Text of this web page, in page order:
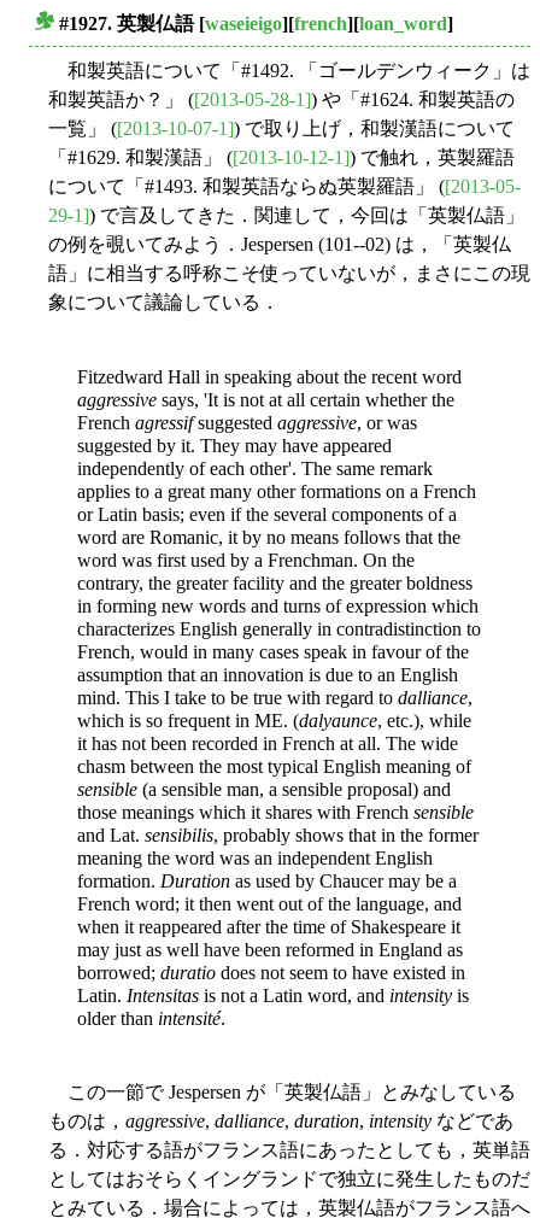
#1927. 英製仏語[waseieigo][french][loan_word]
和製英語について「#1492. 「ゴールデンウィーク」は
和製英語か？」 ([2013-05-28-1]) や「#1624. 和製英語の
一覧」 ([2013-10-07-1]) で取り上げ，和製漢語について
「#1629. 和製漢語」 ([2013-10-12-1]) で触れ，英製羅語
について「#1493. 和製英語ならぬ英製羅語」 ([2013-05-
29-1]) で言及してきた．関連して，今回は「英製仏語」
の例を覗いてみよう．Jespersen (101--02) は，「英製仏
語」に相当する呼称こそ使っていないが，まさにこの現
象について議論している．
Fitzedward Hall in speaking about the recent word
aggressive says, 'It is not at all certain whether the
French agressifsuggested aggressive, or was
suggested by it. They may have appeared
independently of each other'. The same remark
applies to a great many other formations on a French
or Latin basis; even if the several components of a
word are Romanic, it by no means follows that the
word was first used by a Frenchman. On the
contrary, the greater facility and the greater boldness
in forming new words and turns of expression which
characterizes English generally in contradistinction to
French, would in many cases speak in favour of the
assumption that an innovation is due to an English
mind. This I take to be true with regard to dalliance,
which is so frequent in ME. (dalyaunce, etc.), while
it has not been recorded in French at all. The wide
chasm between the most typical English meaning of
sensible (a sensible man, a sensible proposal) and
those meanings which it shares with French sensible
and Lat. sensibilis, probably shows that in the former
meaning the word was an independent English
formation. Duration as used by Chaucer may be a
French word; it then went out of the language, and
when it reappeared after the time of Shakespeare it
may just as well have been reformed in England as
borrowed; duratio does not seem to have existed in
Latin. Intensitas is not a Latin word, and intensity is
older than intensité.
この一節で Jespersen が「英製仏語」とみなしている
ものは， aggressive, dalliance, duration, intensity などであ
る．対応する語がフランス語にあったとしても，英単語
としてはおそらくイングランドで独立に発生したものだ
とみている．場合によっては，英製仏語がフランス語へ